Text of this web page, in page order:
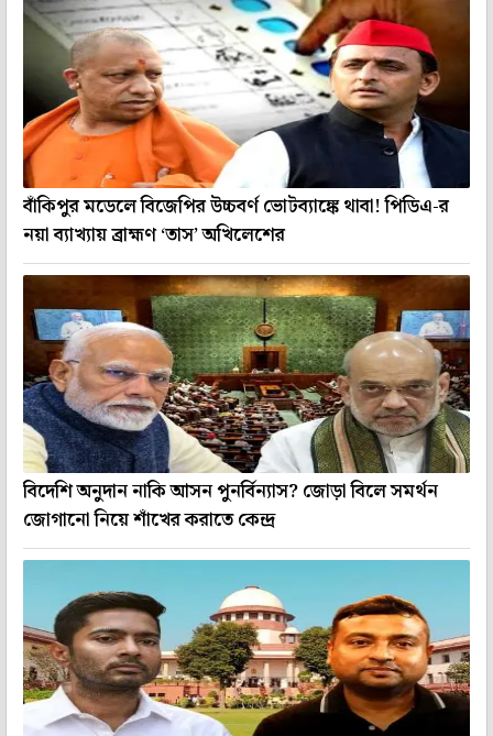
বাঁকিপুর মডেলে বিজেপির উচ্চবর্ণ ভোটব্যাঙ্কে থাবা! পিডিএ-র
নয়া ব্যাখ্যায় ব্রাহ্মণ ‘তাস’ অখিলেশের
বিদেশি অনুদান নাকি আসন পুনর্বিন্যাস? জোড়া বিলে সমর্থন
জোগানো নিয়ে শাঁখের করাতে কেন্দ্র